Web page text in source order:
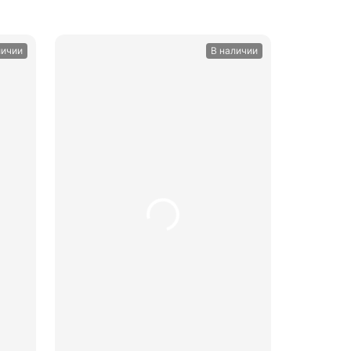
В наличии